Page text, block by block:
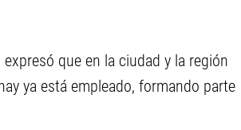
que en la ciudad y la región
ya está empleado, formando parte